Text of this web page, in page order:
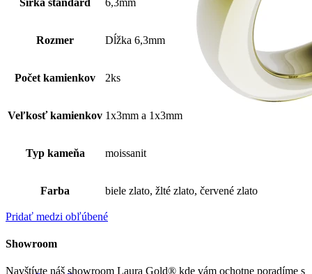
Rozmer Dĺžka 6,3mm
Počet kamienkov 2ks
Veľkosť kamienkov 1x3mm a 1x3mm
Typ kameňa moissanit
Farba biele zlato, žlté zlato, červené zlato
Pridať medzi obľúbené
Showroom
Navštívte náš showroom Laura Gold® kde vám ochotne poradíme s